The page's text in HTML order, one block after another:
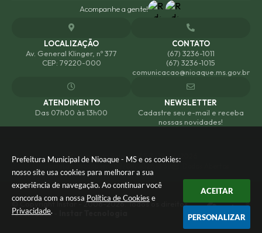
Prefeitura Municipal de Nioaque - MS e os cookies:
nosso site usa cookies para melhorar a sua
experiência de navegação. Ao continuar você
concorda com a nossa Política de Cookies e
Privacidade.
ACEITAR
PERSONALIZAR
Acompanhe a gente!
LOCALIZAÇÃO
Av. General Klinger, nº 377
CEP: 79220-000
CONTATO
(67) 3236-1011
(67) 3236-1015
comunicacao@nioaque.ms.gov.br
ATENDIMENTO
Das 07h00 às 13h00
NEWSLETTER
Cadastre seu e-mail e receba
nossas novidades!
Versão do Sistema:
3.5.3 - 19/06/2026
Portal atualizado em:
© Copyright Instar - 2006-2026. Todos os direitos
reservados -